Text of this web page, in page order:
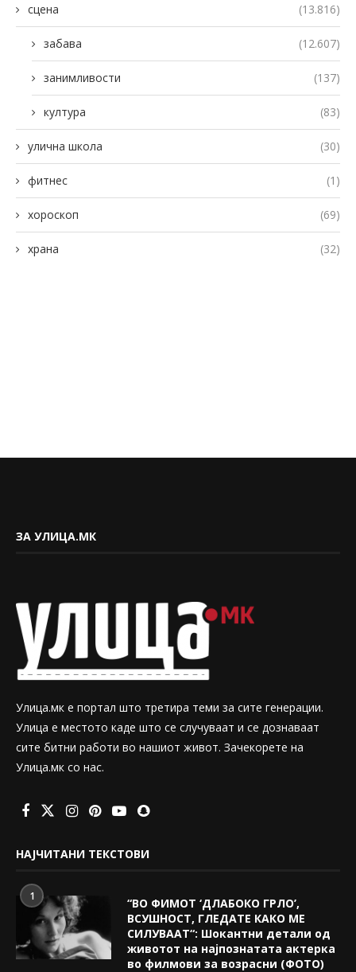
сцена (13.816)
забава (12.607)
занимливости (137)
култура (83)
улична школа (30)
фитнес (1)
хороскоп (69)
храна (32)
ЗА УЛИЦА.МК
Улица.мк е портал што третира теми за сите генерации.
Улица е местото каде што се случуваат и се дознаваат
сите битни работи во нашиот живот. Зачекорете на
Улица.мк со нас.
НАЈЧИТАНИ ТЕКСТОВИ
1
“ВО ФИМОТ ‘ДЛАБОКО ГРЛО’,
ВСУШНОСТ, ГЛЕДАТЕ КАКО МЕ
СИЛУВААТ“: Шокантни детали од
животот на најпознатата актерка
во филмови за возрасни (ФОТО)